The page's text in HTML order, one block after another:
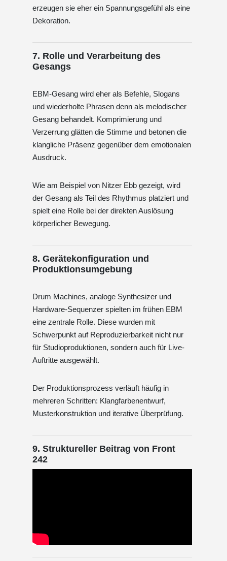
erzeugen sie eher ein Spannungsgefühl als eine
Dekoration.
7. Rolle und Verarbeitung des
Gesangs
EBM-Gesang wird eher als Befehle, Slogans
und wiederholte Phrasen denn als melodischer
Gesang behandelt. Komprimierung und
Verzerrung glätten die Stimme und betonen die
klangliche Präsenz gegenüber dem emotionalen
Ausdruck.
Wie am Beispiel von Nitzer Ebb gezeigt, wird
der Gesang als Teil des Rhythmus platziert und
spielt eine Rolle bei der direkten Auslösung
körperlicher Bewegung.
8. Gerätekonfiguration und
Produktionsumgebung
Drum Machines, analoge Synthesizer und
Hardware-Sequenzer spielten im frühen EBM
eine zentrale Rolle. Diese wurden mit
Schwerpunkt auf Reproduzierbarkeit nicht nur
für Studioproduktionen, sondern auch für Live-
Auftritte ausgewählt.
Der Produktionsprozess verläuft häufig in
mehreren Schritten: Klangfarbenentwurf,
Musterkonstruktion und iterative Überprüfung.
9. Struktureller Beitrag von Front
242